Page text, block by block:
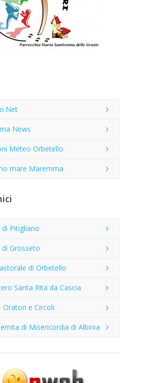
News
Meteo Orbetello
mare Maremma
Pitigliano
di Grosseto
di Orbetello
Santa Rita da Cascia
Oratori e Circoli
di Misericordia di Albinia